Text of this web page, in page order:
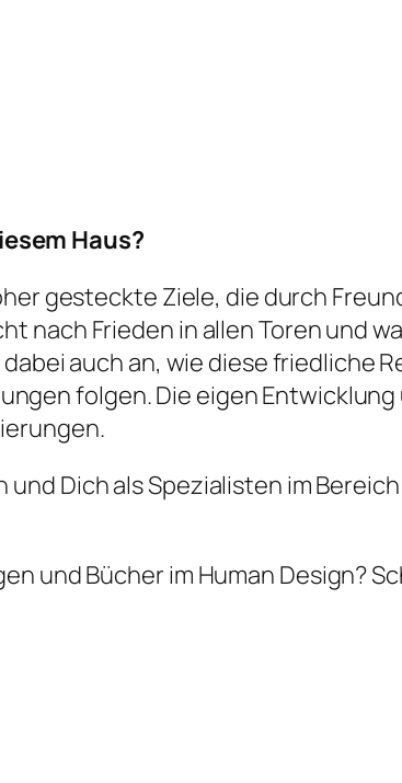
Haus?
gesteckte Ziele, die durch
nach Frieden in allen Toren und
dabei auch an, wie diese friedliche
folgen. Die eigen
Dich als Spezialisten im
und Bücher im Human Design?